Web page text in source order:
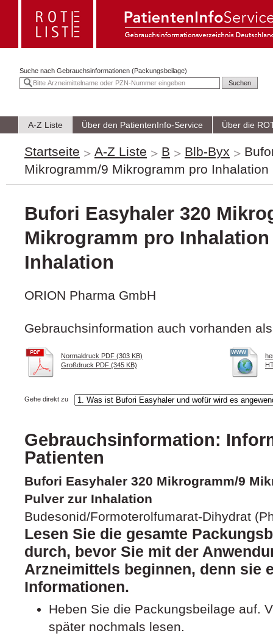
Suche nach Gebrauchsinformationen (Packungsbeilage)
A-Z Liste Über den PatientenInfo-Service Über die
Startseite A-Z Liste B Blb-Byx
Mikrogramm/9 Mikrogramm pro
Bufori Easyhaler 320
Mikrogramm pro
Inhalation
ORION Pharma GmbH
Gebrauchsinformation auch vorhanden
Normaldruck PDF (303 KB)
Großdruck PDF (345 KB)
Gehe direkt zu
Gebrauchsinformation:
Patienten
Bufori Easyhaler 320 Mikrogramm/9
Pulver zur Inhalation
Budesonid/Formoterolfumarat-Dihydrat
Lesen Sie die gesamte
durch, bevor Sie mit der
Arzneimittels beginnen, denn sie
Informationen.
Heben Sie die Packungsbeilage auf.
später nochmals lesen.